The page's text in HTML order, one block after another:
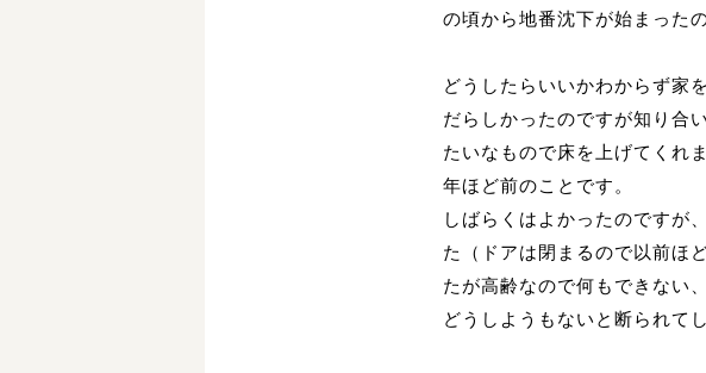
の頃から地番沈下が始まった
どうしたらいいかわからず家
だらしかったのですが知り合
たいなもので床を上げてくれ
年ほど前のことです。
しばらくはよかったのですが
た（ドアは閉まるので以前ほ
たが高齢なので何もできない
どうしようもないと断られて